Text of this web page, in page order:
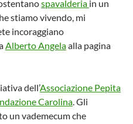
spavalderia in un
stiamo vivendo, mi
incoraggiano
Alberto Angelaalla pagina
dell’Associazione Pepita
Carolina. Gli
un vademecum che